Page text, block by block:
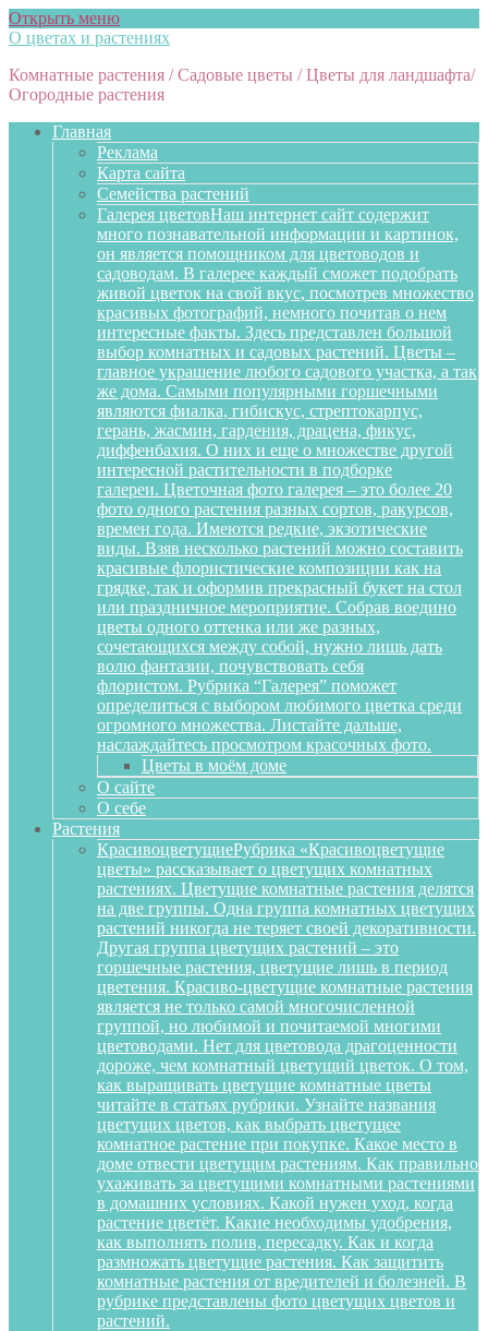
Открыть меню
О цветах и растениях
Комнатные растения / Садовые цветы / Цветы для ландшафта/
Огородные растения
Главная
Реклама
Карта сайта
Семейства растений
Галерея цветовНаш интернет сайт содержит
много познавательной информации и картинок,
он является помощником для цветоводов и
садоводам. В галерее каждый сможет подобрать
живой цветок на свой вкус, посмотрев множество
красивых фотографий, немного почитав о нем
интересные факты. Здесь представлен большой
выбор комнатных и садовых растений. Цветы –
главное украшение любого садового участка, а так
же дома. Самыми популярными горшечными
являются фиалка, гибискус, стрептокарпус,
герань, жасмин, гардения, драцена, фикус,
диффенбахия. О них и еще о множестве другой
интересной растительности в подборке
галереи. Цветочная фото галерея – это более 20
фото одного растения разных сортов, ракурсов,
времен года. Имеются редкие, экзотические
виды. Взяв несколько растений можно составить
красивые флористические композиции как на
грядке, так и оформив прекрасный букет на стол
или праздничное мероприятие. Собрав воедино
цветы одного оттенка или же разных,
сочетающихся между собой, нужно лишь дать
волю фантазии, почувствовать себя
флористом. Рубрика “Галерея” поможет
определиться с выбором любимого цветка среди
огромного множества. Листайте дальше,
наслаждайтесь просмотром красочных фото.
Цветы в моём доме
О сайте
О себе
Растения
КрасивоцветущиеРубрика «Красивоцветущие
цветы» рассказывает о цветущих комнатных
растениях. Цветущие комнатные растения делятся
на две группы. Одна группа комнатных цветущих
растений никогда не теряет своей декоративности.
Другая группа цветущих растений – это
горшечные растения, цветущие лишь в период
цветения. Красиво-цветущие комнатные растения
является не только самой многочисленной
группой, но любимой и почитаемой многими
цветоводами. Нет для цветовода драгоценности
дороже, чем комнатный цветущий цветок. О том,
как выращивать цветущие комнатные цветы
читайте в статьях рубрики. Узнайте названия
цветущих цветов, как выбрать цветущее
комнатное растение при покупке. Какое место в
доме отвести цветущим растениям. Как правильно
ухаживать за цветущими комнатными растениями
в домашних условиях. Какой нужен уход, когда
растение цветёт. Какие необходимы удобрения,
как выполнять полив, пересадку. Как и когда
размножать цветущие растения. Как защитить
комнатные растения от вредителей и болезней. В
рубрике представлены фото цветущих цветов и
растений.